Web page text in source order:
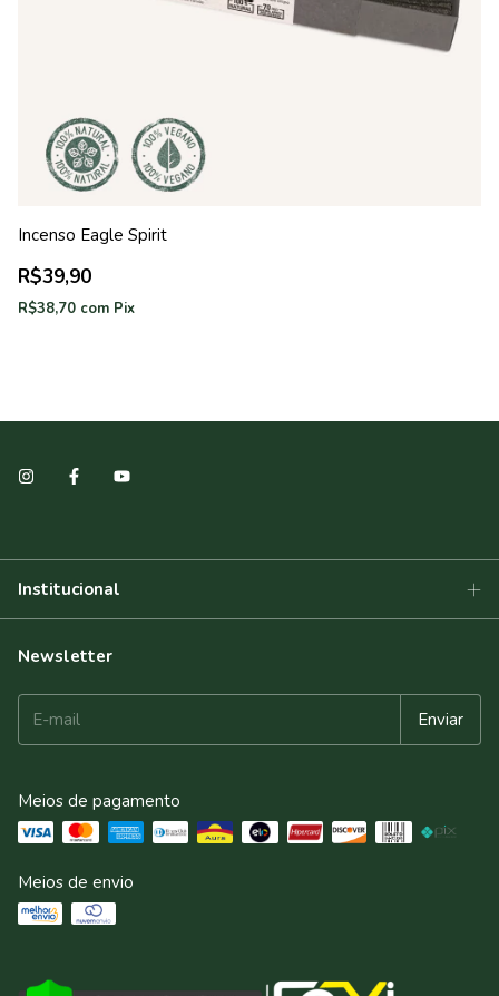
Incenso Eagle Spirit
R$39,90
R$38,70 com Pix
Institucional
Newsletter
Meios de pagamento
Meios de envio